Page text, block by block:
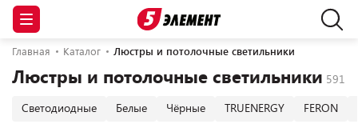
Главная Каталог Люстры и потолочные светильники
Люстры и потолочные светильники
Светодиодные Белые Чёрные TRUENERGY FERON